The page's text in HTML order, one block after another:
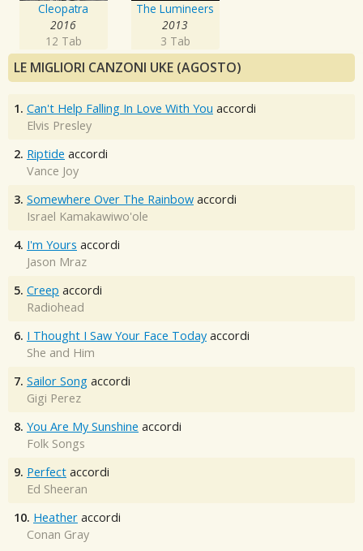
Cleopatra
2016
12 Tab
The Lumineers
2013
3 Tab
LE MIGLIORI CANZONI UKE (AGOSTO)
1. Can't Help Falling In Love With You accordi
Elvis Presley
2. Riptide accordi
Vance Joy
3. Somewhere Over The Rainbow accordi
Israel Kamakawiwo'ole
4. I'm Yours accordi
Jason Mraz
5. Creep accordi
Radiohead
6. I Thought I Saw Your Face Today accordi
She and Him
7. Sailor Song accordi
Gigi Perez
8. You Are My Sunshine accordi
Folk Songs
9. Perfect accordi
Ed Sheeran
10. Heather accordi
Conan Gray